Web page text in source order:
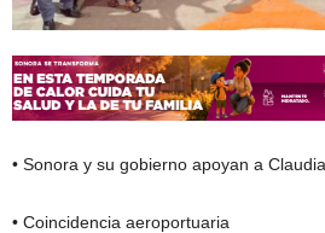
• Sonora y su gobierno apoyan a
• Coincidencia aeroportuaria